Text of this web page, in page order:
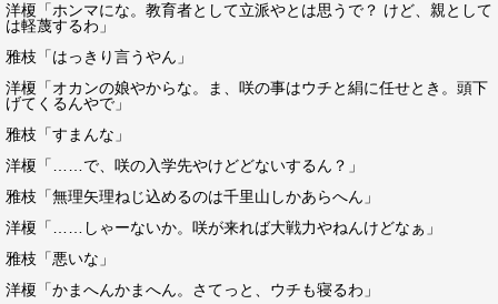
洋榎「ホンマにな。教育者として立派やとは思うで？ けど、親として
は軽蔑するわ」
雅枝「はっきり言うやん」
洋榎「オカンの娘やからな。ま、咲の事はウチと絹に任せとき。頭下
げてくるんやで」
雅枝「すまんな」
洋榎「……で、咲の入学先やけどどないするん？」
雅枝「無理矢理ねじ込めるのは千里山しかあらへん」
洋榎「……しゃーないか。咲が来れば大戦力やねんけどなぁ」
雅枝「悪いな」
洋榎「かまへんかまへん。さてっと、ウチも寝るわ」